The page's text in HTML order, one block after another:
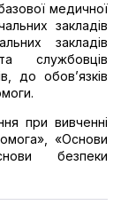
медичної
закладів
закладів
службовців
до обов’язків
при вивченні
«Основи
безпеки